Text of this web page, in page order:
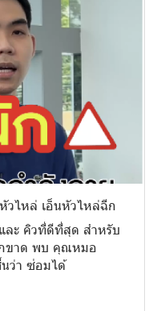
วไหล่ เอ็นหัวไหล่ฉีก
ะ คิวที่ดีที่สุด สำหรับ
ขาด พบ คุณหมอ
ว่า ซ่อมได้